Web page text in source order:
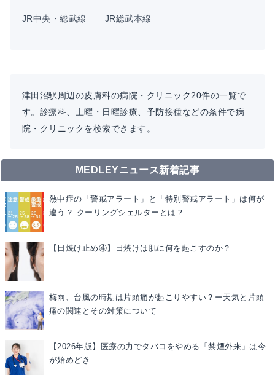
JR中央・総武線 JR総武本線
津田沼駅周辺の皮膚科の病院・クリニック20件の一覧で
す。診療科、土曜・日曜診療、予防接種などの条件で病
院・クリニックを検索できます。
MEDLEYニュース新着記事
熱中症の「警戒アラート」と「特別警戒アラート」は何が
違う？ クーリングシェルターとは？
【日焼け止め④】日焼けは肌に何を起こすのか？
梅雨、台風の時期は片頭痛が起こりやすい？ー天気と片頭
痛の関連とその対策について
【2026年版】医療の力でタバコをやめる「禁煙外来」は今
が始めどき